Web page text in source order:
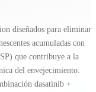
diseñados para eliminar
acumuladas con
que contribuye a la
del envejecimiento.
dasatinib +